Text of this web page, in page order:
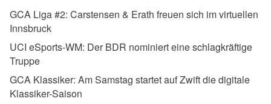
GCA Liga #2: Carstensen & Erath freuen sich im virtuellen
Innsbruck
UCI eSports-WM: Der BDR nominiert eine schlagkräftige
Truppe
GCA Klassiker: Am Samstag startet auf Zwift die digitale
Klassiker-Saison